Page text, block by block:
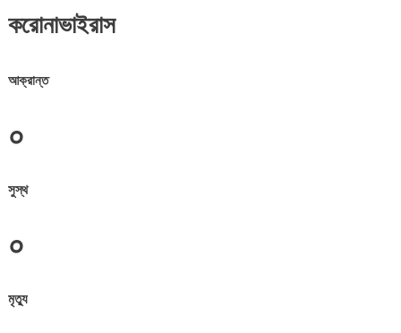
করোনাভাইরাস
আক্রান্ত
০
সুস্থ
০
মৃত্যু